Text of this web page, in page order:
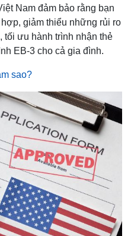
Nam đảm bảo rằng bạn
giảm thiểu những rủi ro
tối ưu hành trình nhận thẻ
EB-3 cho cả gia đình.
sao?